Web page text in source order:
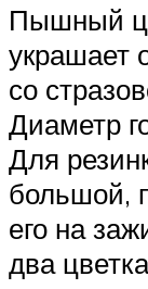
Пышный
украшает
со
Диаметр
Для
большой,
его на
два